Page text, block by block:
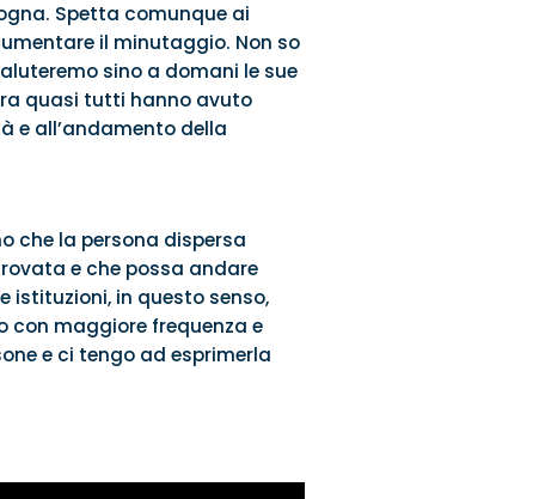
Spetta comunque ai
il minutaggio. Non so
sino a domani le sue
quasi tutti hanno avuto
e all’andamento della
che la persona dispersa
e che possa andare
istituzioni, in questo senso,
con maggiore frequenza e
e ci tengo ad esprimerla